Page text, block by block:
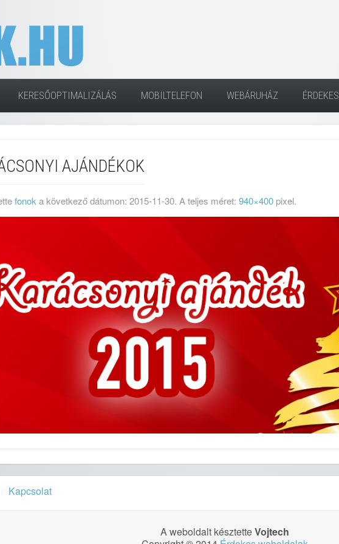
KERESŐOPTIMALIZÁLÁS MOBILTELEFON WEBÁRUHÁZ ÉRDEKES
AJÁNDÉKOK
fonok a következő dátumon: 2015-11-30. A teljes méret: 940×400 pixel.
Kapcsolat
A weboldalt késztetteVojtech